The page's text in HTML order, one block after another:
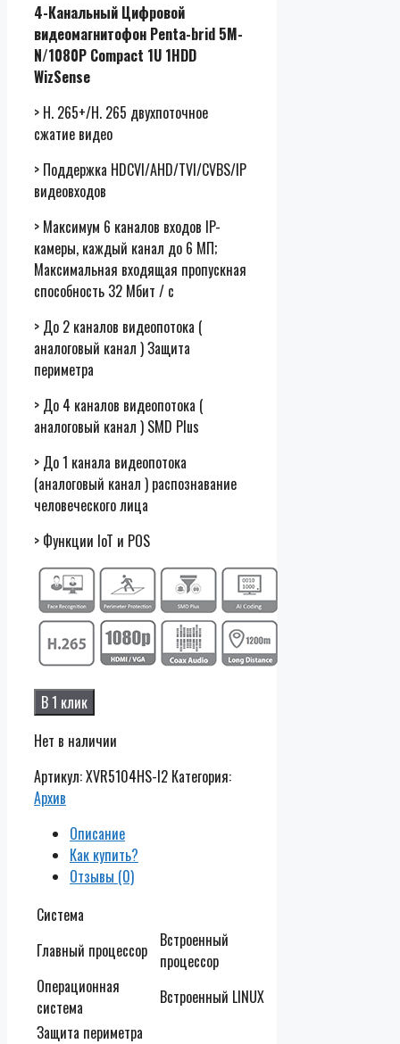
4-Канальный Цифровой
видеомагнитофон Penta-brid 5M-
N/1080P Compact 1U 1HDD
WizSense
> H. 265+/H. 265 двухпоточное
сжатие видео
> Поддержка HDCVI/AHD/TVI/CVBS/IP
видеовходов
> Максимум 6 каналов входов IP-
камеры, каждый канал до 6 МП;
Максимальная входящая пропускная
способность 32 Мбит / с
> До 2 каналов видеопотока (
аналоговый канал ) Защита
периметра
> До 4 каналов видеопотока (
аналоговый канал ) SMD Plus
> До 1 канала видеопотока
(аналоговый канал ) распознавание
человеческого лица
> Функции IoT и POS
В 1 клик
Нет в наличии
Артикул:XVR5104HS-I2 Категория:
Архив
Описание
Как купить?
Отзывы (0)
Система
Главный процессор
Встроенный
процессор
Операционная
система
Встроенный LINUX
Защита периметра